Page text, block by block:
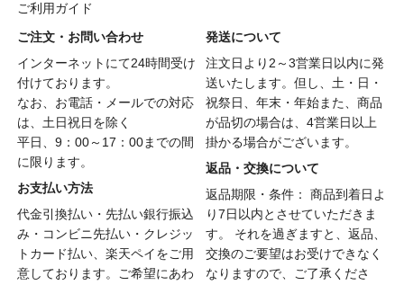
ご利用ガイド
ご注文・お問い合わせ
インターネットにて24時間受け
付けております。
なお、お電話・メールでの対応
は、土日祝日を除く
平日、9：00～17：00までの間
に限ります。
お支払い方法
代金引換払い・先払い銀行振込
み・コンビニ先払い・クレジッ
トカード払い、楽天ペイをご用
意しております。ご希望にあわ
発送について
注文日より2～3営業日以内に発
送いたします。但し、土・日・
祝祭日、年末・年始また、商品
が品切の場合は、4営業日以上
掛かる場合がございます。
返品・交換について
返品期限・条件： 商品到着日よ
り7日以内とさせていただきま
す。 それを過ぎますと、返品、
交換のご要望はお受けできなく
なりますので、ご了承くださ